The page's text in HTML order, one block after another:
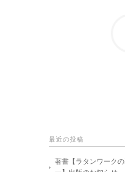
最近の投稿
著書【ラタンワーク